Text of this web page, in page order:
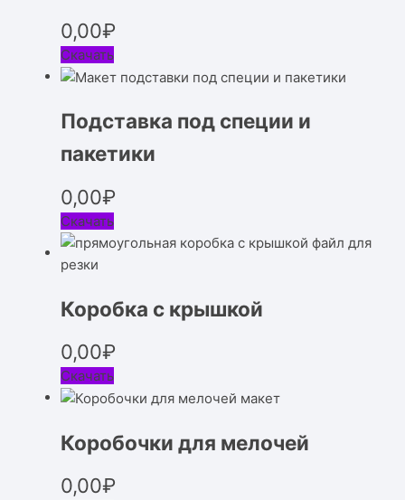
0,00₽
Скачать
Подставка под специи и
пакетики
0,00₽
Скачать
Коробка с крышкой
0,00₽
Скачать
Коробочки для мелочей
0,00₽